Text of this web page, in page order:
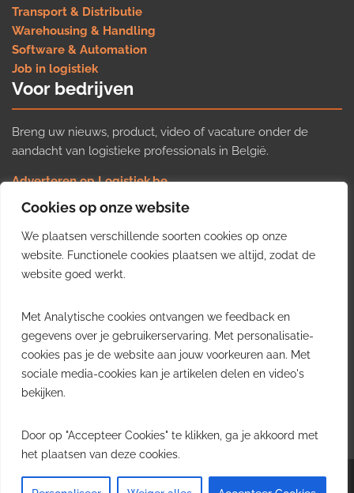
Cookies op onze website
We plaatsen verschillende soorten cookies op onze
website. Functionele cookies plaatsen we altijd, zodat de
website goed werkt.
Met Analytische cookies ontvangen we feedback en
gegevens over je gebruikerservaring. Met personalisatie-
cookies pas je de website aan jouw voorkeuren aan. Met
sociale media-cookies kan je artikelen delen en video's
bekijken.
Door op "Accepteer Cookies" te klikken, ga je akkoord met
het plaatsen van deze cookies.
Transport & Distributie
Warehousing & Handling
Software & Automation
Job in logistiek
Voor bedrijven
Breng uw nieuws, product, video of vacature onder de
aandacht van logistieke professionals in België.
Adverteren op Logistiek.be
Nieuws insturen
Uw video op Logistiek.TV
Job plaatsen
Gratis wekelijkse update
inzichten uit de Belgische logistieke sector in uw inbox.
Ontvang je gratis
wekelijkse update
Uitschrijven kan altijd.
Copyright © 2026Logistiek.be. All rights reserved.Theme:Envinceby ThemeGrill.